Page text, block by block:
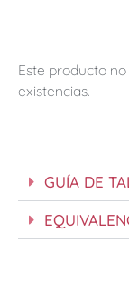
Este producto
existencias.
GUÍA DE